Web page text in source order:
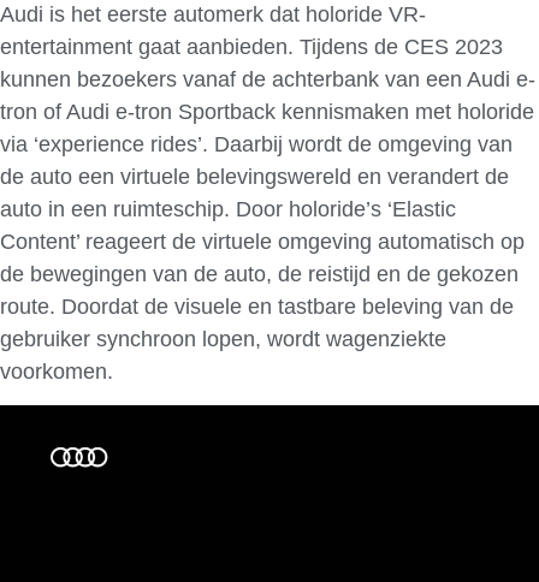
Audi is het eerste automerk dat holoride VR-
entertainment gaat aanbieden. Tijdens de CES 2023
kunnen bezoekers vanaf de achterbank van een Audi e-
tron of Audi e-tron Sportback kennismaken met holoride
via ‘experience rides’. Daarbij wordt de omgeving van
de auto een virtuele belevingswereld en verandert de
auto in een ruimteschip. Door holoride’s ‘Elastic
Content’ reageert de virtuele omgeving automatisch op
de bewegingen van de auto, de reistijd en de gekozen
route. Doordat de visuele en tastbare beleving van de
gebruiker synchroon lopen, wordt wagenziekte
voorkomen.